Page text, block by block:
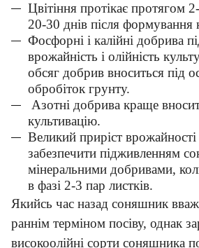
Цвітіння протікає протягом
20-30 днів після формування
Фосфорні і калійні добрива
врожайність і олійність
обсяг добрив вноситься під
обробіток грунту.
Азотні добрива краще
культивацію.
Великий приріст
забезпечити підживленням
мінеральними добривами,
в фазі 2-3 пар листків.
Якийсь час назад соняшник
раннім терміном посіву, однак
високоолійні сорти соняшника